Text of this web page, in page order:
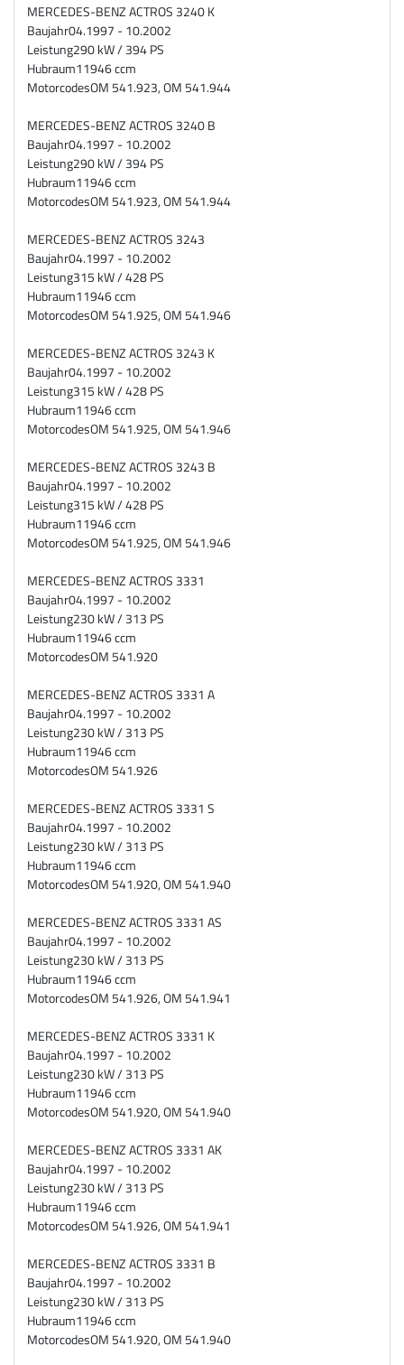
MERCEDES-BENZ ACTROS 3240 K
Baujahr04.1997 - 10.2002
Leistung290 kW / 394 PS
Hubraum11946 ccm
MotorcodesOM 541.923, OM 541.944
MERCEDES-BENZ ACTROS 3240 B
Baujahr04.1997 - 10.2002
Leistung290 kW / 394 PS
Hubraum11946 ccm
MotorcodesOM 541.923, OM 541.944
MERCEDES-BENZ ACTROS 3243
Baujahr04.1997 - 10.2002
Leistung315 kW / 428 PS
Hubraum11946 ccm
MotorcodesOM 541.925, OM 541.946
MERCEDES-BENZ ACTROS 3243 K
Baujahr04.1997 - 10.2002
Leistung315 kW / 428 PS
Hubraum11946 ccm
MotorcodesOM 541.925, OM 541.946
MERCEDES-BENZ ACTROS 3243 B
Baujahr04.1997 - 10.2002
Leistung315 kW / 428 PS
Hubraum11946 ccm
MotorcodesOM 541.925, OM 541.946
MERCEDES-BENZ ACTROS 3331
Baujahr04.1997 - 10.2002
Leistung230 kW / 313 PS
Hubraum11946 ccm
MotorcodesOM 541.920
MERCEDES-BENZ ACTROS 3331 A
Baujahr04.1997 - 10.2002
Leistung230 kW / 313 PS
Hubraum11946 ccm
MotorcodesOM 541.926
MERCEDES-BENZ ACTROS 3331 S
Baujahr04.1997 - 10.2002
Leistung230 kW / 313 PS
Hubraum11946 ccm
MotorcodesOM 541.920, OM 541.940
MERCEDES-BENZ ACTROS 3331 AS
Baujahr04.1997 - 10.2002
Leistung230 kW / 313 PS
Hubraum11946 ccm
MotorcodesOM 541.926, OM 541.941
MERCEDES-BENZ ACTROS 3331 K
Baujahr04.1997 - 10.2002
Leistung230 kW / 313 PS
Hubraum11946 ccm
MotorcodesOM 541.920, OM 541.940
MERCEDES-BENZ ACTROS 3331 AK
Baujahr04.1997 - 10.2002
Leistung230 kW / 313 PS
Hubraum11946 ccm
MotorcodesOM 541.926, OM 541.941
MERCEDES-BENZ ACTROS 3331 B
Baujahr04.1997 - 10.2002
Leistung230 kW / 313 PS
Hubraum11946 ccm
MotorcodesOM 541.920, OM 541.940